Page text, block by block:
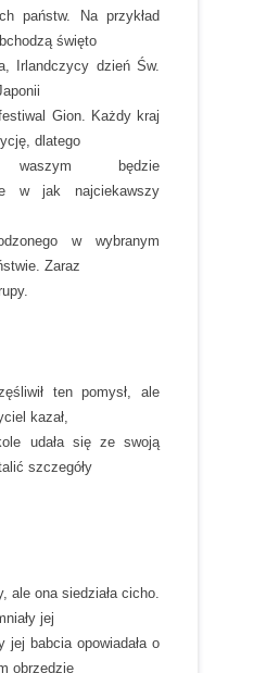
państw. Na przykład
święto
Irlandczycy dzień Św.
Gion. Każdy kraj
dlatego
waszym będzie
w jak najciekawszy
w wybranym
Zaraz
ten pomysł, ale
kazał,
udała się ze swoją
szczegóły
ale ona siedziała cicho.
jej
jej babcia opowiadała o
obrzędzie